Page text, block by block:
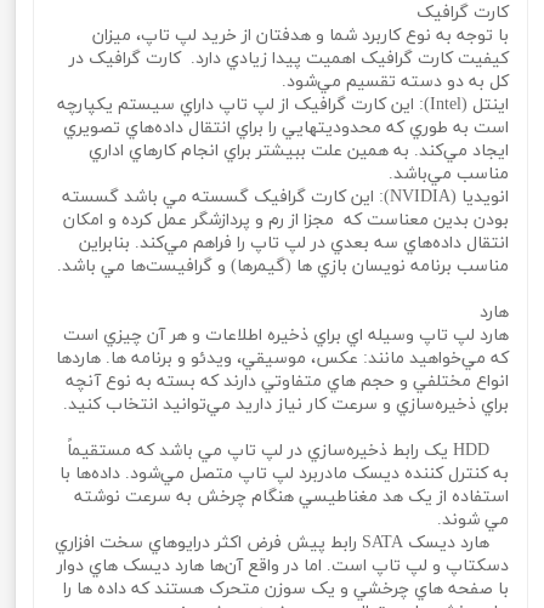
کارت گرافيک
با توجه به نوع کاربرد شما و هدفتان از خريد لپ تاپ، ميزان
کيفيت کارت گرافيک اهميت پيدا زيادي دارد. کارت گرافيک در
کل به دو دسته تقسيم مي‌شود.
اينتل (Intel): اين کارت گرافيک از لپ تاپ داراي سيستم يکپارچه
است به طوري که محدوديتهايي را براي انتقال داده‌هاي تصويري
ايجاد مي‌کند. به همين علت ببيشتر براي انجام کارهاي اداري
مناسب مي‌باشد.
انويديا (NVIDIA): اين کارت گرافيک گسسته مي باشد گسسته
بودن بدين معناست که مجزا از رم و پردازشگر عمل کرده و امکان
انتقال داده‌هاي سه بعدي در لپ تاپ را فراهم مي‌کند. بنابراين
مناسب برنامه نويسان بازي ها (گيمرها) و گرافيست‌ها مي باشد.
هارد
هارد لپ تاپ وسيله اي براي ذخيره اطلاعات و هر آن چيزي است
که مي‌خواهيد مانند: عکس، موسيقي، ويدئو و برنامه ها. هاردها
انواع مختلفي و حجم هاي متفاوتي دارند که بسته به نوع آنچه
براي ذخيره‌سازي و سرعت کار نياز داريد مي‌توانيد انتخاب کنيد.
HDD يک رابط ذخيره‌سازي در لپ تاپ مي باشد که مستقيماً
به کنترل کننده ديسک مادربرد لپ تاپ متصل مي‌شود. داده‌ها با
استفاده از يک هد مغناطيسي هنگام چرخش به سرعت نوشته
مي‌ شوند.
هارد ديسک SATA رابط پيش فرض اکثر درايوهاي سخت افزاري
دسکتاپ و لپ تاپ است. اما در واقع آن‌ها هارد ديسک‌ هاي دوار
با صفحه‌ هاي چرخشي و يک سوزن متحرک هستند که داده ها را